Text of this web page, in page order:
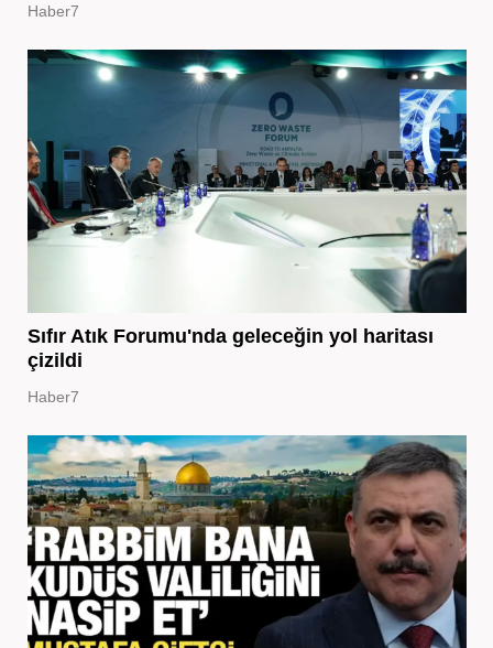
Haber7
Sıfır Atık Forumu'nda geleceğin yol haritası
çizildi
Haber7